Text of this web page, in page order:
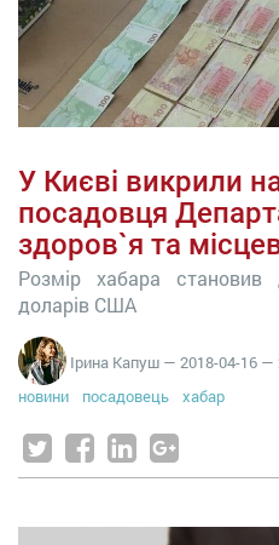
У Києві викрили
посадовця
здоров`я та
Розмір хабара
доларів США
Ірина Капуш — 2018-04-16 —
новини
посадовець хабар